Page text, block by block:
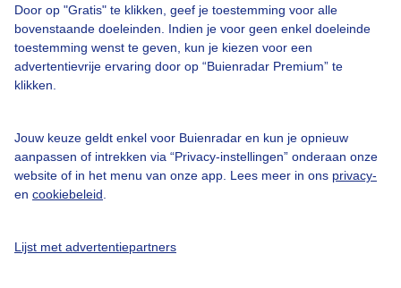
Door op "Gratis" te klikken, geef je toestemming voor alle
bovenstaande doeleinden. Indien je voor geen enkel doeleinde
toestemming wenst te geven, kun je kiezen voor een
advertentievrije ervaring door op “Buienradar Premium” te
klikken.
Jouw keuze geldt enkel voor Buienradar en kun je opnieuw
aanpassen of intrekken via “Privacy-instellingen” onderaan onze
website of in het menu van onze app. Lees meer in ons privacy-
en cookiebeleid
Lijst met advertentiepartners
Over Buienradar
Veelgestelde vragen
Contact
Toegankelijkheid